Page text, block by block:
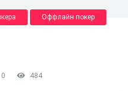
Оффлайн покер
0 484